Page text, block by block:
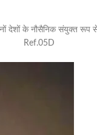
देशों के नौसैनिक संयुक्त
होंगे। Ref.05D